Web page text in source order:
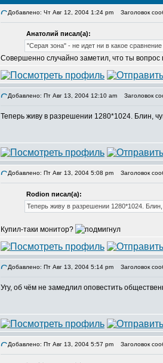
Добавлено: Чт Авг 12, 2004 1:24 pm Заголовок
Анатолий писал(а):
"Серая зона" - не идет ни в какое
Совершенно случайно заметил, что ты
Добавлено: Пт Авг 13, 2004 12:10 am Заголовок
Теперь живу в разрешении 1280*1024. Блин,
Добавлено: Пт Авг 13, 2004 5:08 pm Заголовок
Rodion писал(а):
Теперь живу в разрешении 1280*1024.
Купил-таки монитор?
Добавлено: Пт Авг 13, 2004 5:14 pm Заголовок
Угу, об чём не замедлил оповестить
Добавлено: Пт Авг 13, 2004 5:57 pm Заголовок